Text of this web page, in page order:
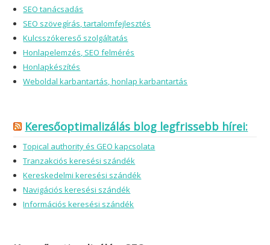
SEO tanácsadás
SEO szövegírás, tartalomfejlesztés
Kulcsszókereső szolgáltatás
Honlapelemzés, SEO felmérés
Honlapkészítés
Weboldal karbantartás, honlap karbantartás
Keresőoptimalizálás blog legfrissebb hírei:
Topical authority és GEO kapcsolata
Tranzakciós keresési szándék
Kereskedelmi keresési szándék
Navigációs keresési szándék
Információs keresési szándék